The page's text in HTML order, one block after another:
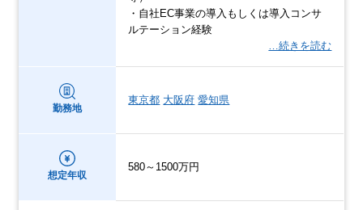
・自社EC事業の導入もしくは導入コンサ
ルテーション経験
…続きを読む
勤務地
東京都 大阪府 愛知県
想定年収
580～1500万円